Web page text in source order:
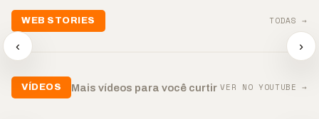
WEB STORIES TODAS →
‹
🛍️ Atendimento ainda é
o diferencial nas vendas
🔥 “O
custar
›
VÍDEOS Mais vídeos para você curtir VER NO YOUTUBE →